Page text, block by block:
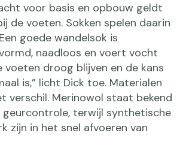
voor basis en opbouw geldt
de voeten. Sokken spelen daarin
goede wandelsok is
naadloos en voert vocht
voeten droog blijven en de kans
is,” licht Dick toe. Materialen
verschil. Merinowol staat bekend
terwijl synthetische
zijn in het snel afvoeren van